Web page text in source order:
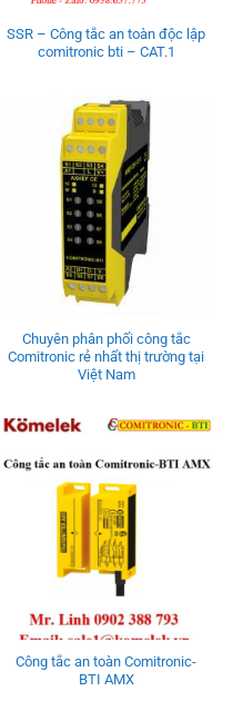
SSR – Công tắc an toàn độc lập
comitronic bti – CAT.1
Chuyên phân phối công tắc
Comitronic rẻ nhất thị trường tại
Việt Nam
Công tắc an toàn Comitronic-
BTI AMX